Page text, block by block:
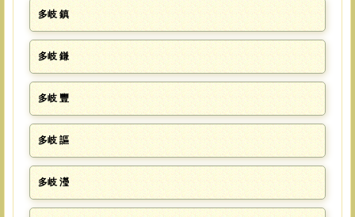
多岐 鎮
多岐 鎌
多岐 豐
多岐 謳
多岐 瀅